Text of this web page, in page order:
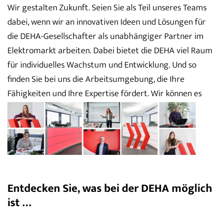
Wir gestalten Zukunft. Seien Sie als Teil unseres Teams
dabei, wenn wir an innovativen Ideen und Lösungen für
die DEHA-Gesellschafter als unabhängiger Partner im
Elektromarkt arbeiten. Dabei bietet die DEHA viel Raum
für individuelles Wachstum und Entwicklung. Und so
finden Sie bei uns die Arbeitsumgebung, die Ihre
Fähigkeiten und Ihre Expertise fördert. Wir können es
kaum erwarten zu sehen, wie Sie mit uns wachsen!
Entdecken Sie, was bei der DEHA möglich
ist …